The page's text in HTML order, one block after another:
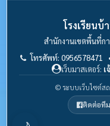
โรงเรียนบ้
สำนักงานเขตพื้นที่ก
โทรศัพท์: 0956578471
เว็บมาสเตอร์:
© ระบบเว็บไซต์สถ
ติดต่อที